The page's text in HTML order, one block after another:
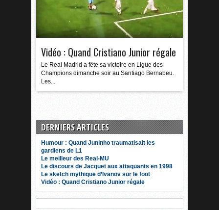
Vidéo : Quand Cristiano Junior régale
Le Real Madrid a fête sa victoire en Ligue des
Champions dimanche soir au Santiago Bernabeu.
Les...
DERNIERS ARTICLES
Humour : Quand Juninho traumatisait les
gardiens de L1
Le meilleur des Real-MU
Le discours de Jacquet aux attaquants en 1998
Le sketch mythique d’Ivanov sur le foot
Vidéo : Quand Cristiano Junior régale